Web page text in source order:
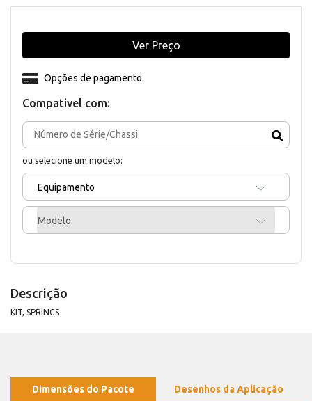
Compativel com:
ou selecione um modelo:
Equipamento
Modelo
Opções de pagamento
Ver Preço
Descrição
KIT, SPRINGS
Dimensões do Pacote Desenhos da Aplicação